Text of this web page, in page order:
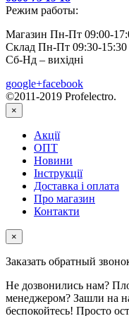
Режим работы:
Магазин Пн-Пт 09:00-
Склад Пн-Пт 09:30-15:30
Сб-Нд – вихідні
google+facebook
©2011-2019 Profelectro.
×
Акції
ОПТ
Новини
Інструкції
Доставка і оплата
Про магазин
Контакти
×
Заказать обратный
Не дозвонились нам?
менеджером? Зашли на
беспокойтесь! Просто